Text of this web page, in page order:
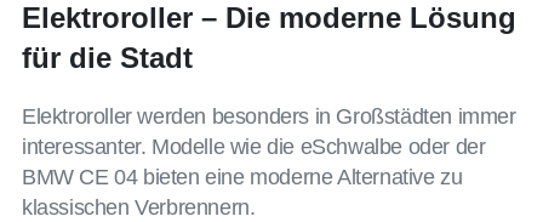
Elektroroller – Die moderne Lösung
für die Stadt
Elektroroller werden besonders in Großstädten immer
interessanter. Modelle wie die eSchwalbe oder der
BMW CE 04 bieten eine moderne Alternative zu
klassischen Verbrennern.